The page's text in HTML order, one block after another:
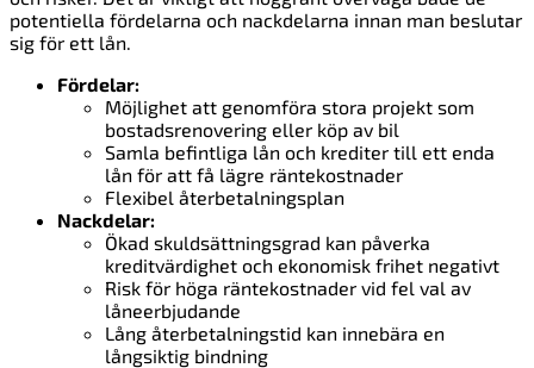
potentiella fördelarna och nackdelarna innan man beslutar
sig för ett lån.
Fördelar:
Möjlighet att genomföra stora projekt som
bostadsrenovering eller köp av bil
Samla befintliga lån och krediter till ett enda
lån för att få lägre räntekostnader
Flexibel återbetalningsplan
Nackdelar:
Ökad skuldsättningsgrad kan påverka
kreditvärdighet och ekonomisk frihet negativt
Risk för höga räntekostnader vid fel val av
låneerbjudande
Lång återbetalningstid kan innebära en
långsiktig bindning